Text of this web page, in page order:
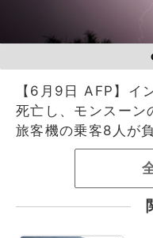
【6月9日 AFP】イ
死亡し、モンスーン
旅客機の乗客8人が